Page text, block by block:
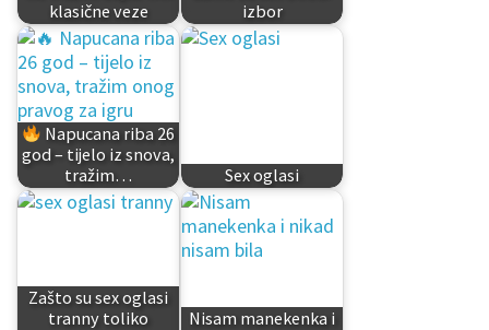
klasične veze
izbor
Napucana riba 26
god – tijelo iz snova,
tražim…
Sex oglasi
Zašto su sex oglasi
tranny toliko
Nisam manekenka i